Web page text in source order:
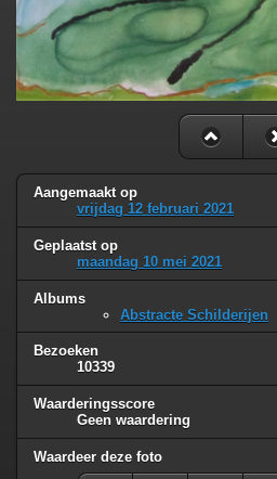
Aangemaakt op
vrijdag 12 februari 2021
Geplaatst op
maandag 10 mei 2021
Albums
Abstracte Schilderijen
Bezoeken
10339
Waarderingsscore
Geen waardering
Waardeer deze foto